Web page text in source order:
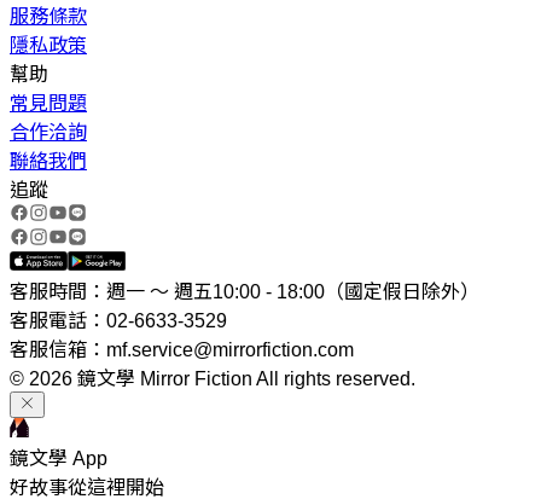
服務條款
隱私政策
幫助
常見問題
合作洽詢
聯絡我們
追蹤
客服時間：週一 ～ 週五10:00 - 18:00（國定假日除外）
客服電話：02-6633-3529
客服信箱：mf.service@mirrorfiction.com
© 2026 鏡文學 Mirror Fiction All rights reserved.
鏡文學 App
好故事從這裡開始